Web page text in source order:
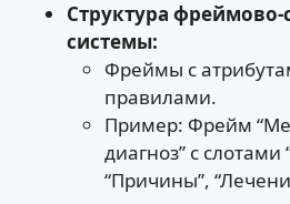
Структура фреймово-
системы:
Фреймы с
правилами.
Пример: Фрейм
диагноз” с
“Причины”,